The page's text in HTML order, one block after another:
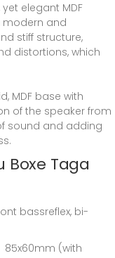
elegant MDF
modern and
stiff structure,
distortions, which
MDF base with
of the speaker from
sound and adding
Taga
bassreflex, bi-
(with